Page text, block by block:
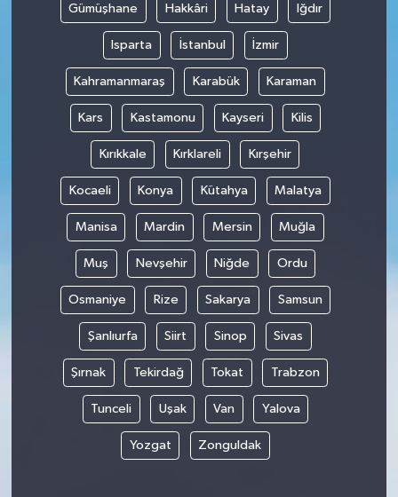
Gümüşhane Hakkâri Hatay Iğdır
Isparta İstanbul İzmir
Kahramanmaraş Karabük Karaman
Kars Kastamonu Kayseri Kilis
Kırıkkale Kırklareli Kırşehir
Kocaeli Konya Kütahya Malatya
Manisa Mardin Mersin Muğla
Muş Nevşehir Niğde Ordu
Osmaniye Rize Sakarya Samsun
Şanlıurfa Siirt Sinop Sivas
Şırnak Tekirdağ Tokat Trabzon
Tunceli Uşak Van Yalova
Yozgat Zonguldak